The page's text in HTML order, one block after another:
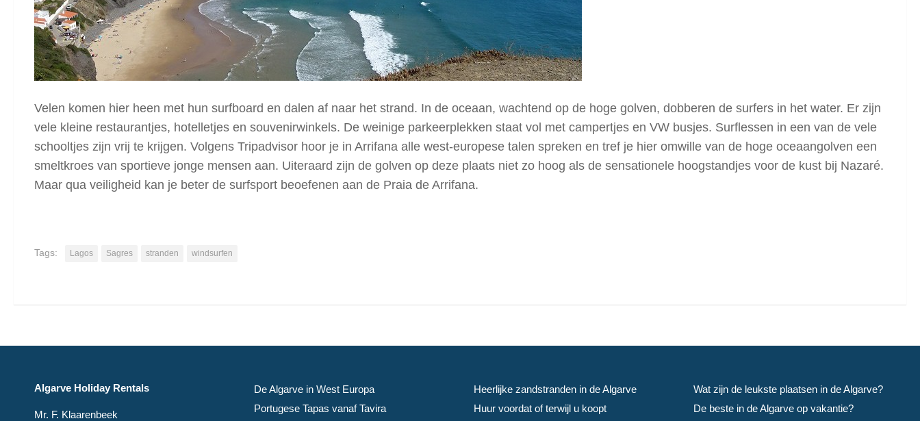
Velen komen hier heen met hun surfboard en dalen af naar het strand. In de oceaan, wachtend op de hoge golven, dobberen de surfers in het water. Er zijn
vele kleine restaurantjes, hotelletjes en souvenirwinkels. De weinige parkeerplekken staat vol met campertjes en VW busjes. Surflessen in een van de vele
schooltjes zijn vrij te krijgen. Volgens Tripadvisor hoor je in Arrifana alle west-europese talen spreken en tref je hier omwille van de hoge oceaangolven een
smeltkroes van sportieve jonge mensen aan. Uiteraard zijn de golven op deze plaats niet zo hoog als de sensationele hoogstandjes voor de kust bij Nazaré.
Maar qua veiligheid kan je beter de surfsport beoefenen aan de Praia de Arrifana.
Tags: Lagos Sagres stranden windsurfen
Algarve Holiday Rentals
Mr. F. Klaarenbeek
De Algarve in West Europa
Portugese Tapas vanaf Tavira
Heerlijke zandstranden in de Algarve
Huur voordat of terwijl u koopt
Wat zijn de leukste plaatsen in de Algarve?
De beste in de Algarve op vakantie?